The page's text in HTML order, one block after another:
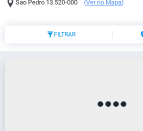
Sao Pedro 13.520-000 (Ver no Mapa)
FILTRAR